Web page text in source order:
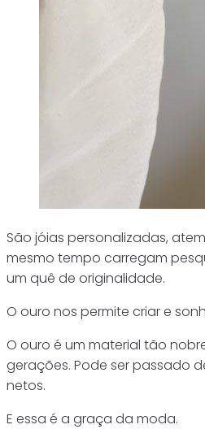
São jóias personalizadas,
mesmo tempo carregam
um quê de originalidade.
O ouro nos permite criar e
O ouro é um material tão
gerações. Pode ser passado
netos.
E essa é a graça da moda.